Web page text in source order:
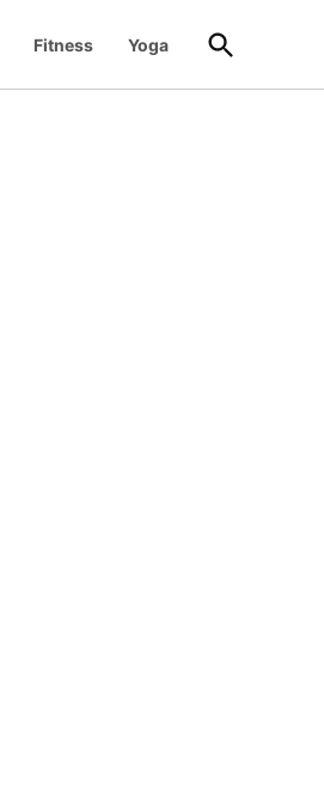
Fitness Yoga
Open
Search